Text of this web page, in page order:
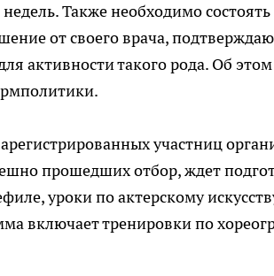
недель. Также необходимо
от своего врача,
активности такого рода. Об
участниц
прошедших отбор, ждет
уроки по актерскому
включает тренировки по